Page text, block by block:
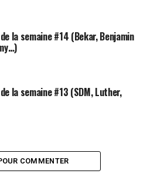
Love
nous a offert récemment son
exception à la règle. Sur une
la fin d’une relation,
la semaine #14 (Bekar, Benjamin
la semaine #13 (SDM, Luther,
COMMENTER